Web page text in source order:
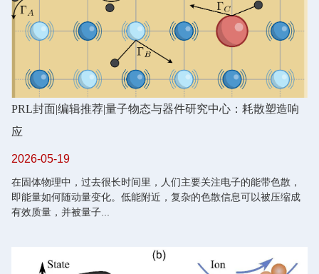
PRL封面|编辑推荐|量子物态与器件研究中心：耗散塑造响
应
2026-05-19
在固体物理中，过去很长时间里，人们主要关注电子的能带色散，
即能量如何随动量变化。低能附近，复杂的色散信息可以被压缩成
有效质量，并被量子...